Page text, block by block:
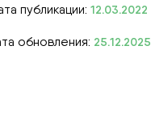
публикации: 12.03.2022
обновления: 25.12.2025